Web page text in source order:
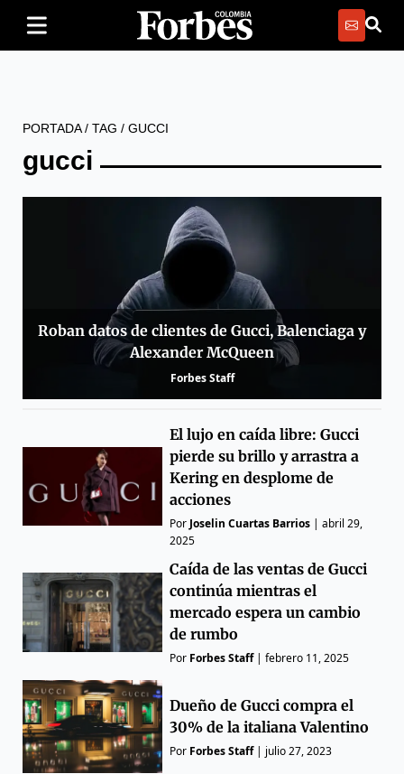
PORTADA/ TAG / GUCCI
gucci
Roban datos de clientes de Gucci, Balenciaga y
Alexander McQueen
Forbes Staff
El lujo en caída libre: Gucci
pierde su brillo y arrastra a
Kering en desplome de
acciones
Por Joselin Cuartas Barrios |abril 29,
2025
Caída de las ventas de Gucci
continúa mientras el
mercado espera un cambio
de rumbo
Por Forbes Staff|febrero 11, 2025
Dueño de Gucci compra el
30% de la italiana Valentino
Por Forbes Staff| julio 27, 2023